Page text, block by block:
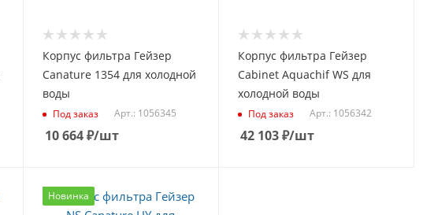
Корпус фильтра Гейзер
Canature 1354 для холодной
воды
Под заказ Арт.: 1056345
10 664₽/шт
Корпус фильтра Гейзер
Cabinet Aquachif WS для
холодной воды
Под заказ Арт.: 1056342
42 103₽/шт
Новинка